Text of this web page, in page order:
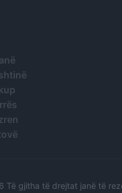
Të gjitha të drejtat janë të